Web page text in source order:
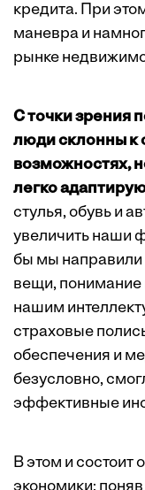
кредита. При
маневра и
рынке
С точки зрения
люди склонны к
возможностях,
легко
стулья, обувь и
увеличить наши
бы мы направили
вещи, понимание
нашим
страховые
обеспечения и
безусловно,
эффективные
В этом и
экономики: